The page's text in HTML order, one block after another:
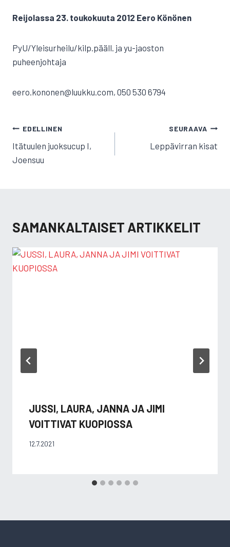
Reijolassa 23. toukokuuta 2012 Eero Könönen
PyU/Yleisurheilu/kilp.pääll. ja yu-jaoston
puheenjohtaja
eero.kononen@luukku.com, 050 530 6794
ARTIKKELIEN
SELAUS
EDELLINEN
Itätuulen juoksucup I,
Joensuu
SEURAAVA
Leppävirran kisat
SAMANKALTAISET ARTIKKELIT
JUSSI, LAURA, JANNA JA JIMI
VOITTIVAT KUOPIOSSA
12.7.2021